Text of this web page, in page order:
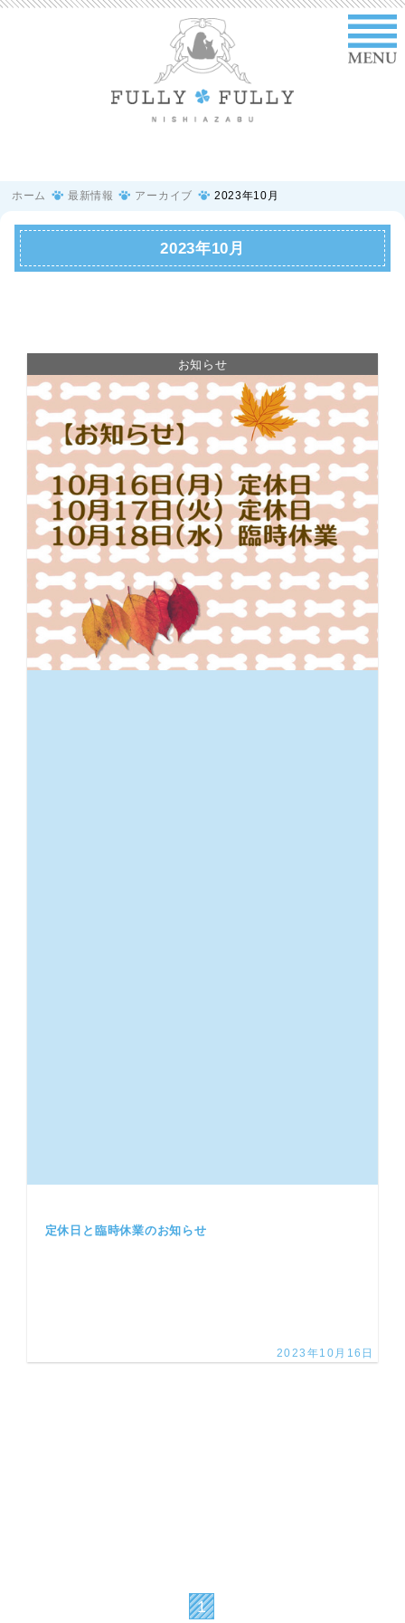
ホーム 最新情報 アーカイブ 2023年10月
2023年10月
お知らせ
定休日と臨時休業のお知らせ
2023年10月16日
1